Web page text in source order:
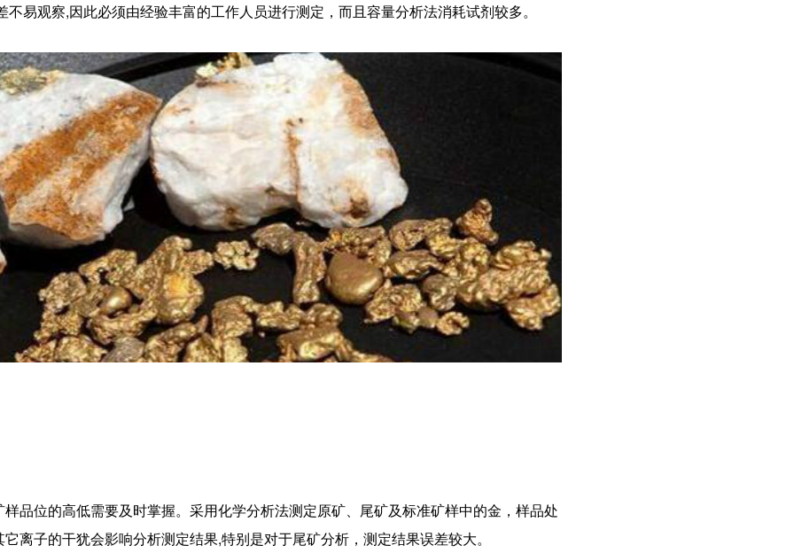
易观察,因此必须由经验丰富的工作人员进行测定，而且容量分析法消耗试剂较多。
品位的高低需要及时掌握。采用化学分析法测定原矿、尾矿及标准矿样中的金，样品处
离子的干犹会影响分析测定结果,特别是对于尾矿分析，测定结果误差较大。